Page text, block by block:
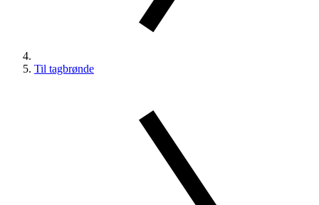
Til tagbrønde